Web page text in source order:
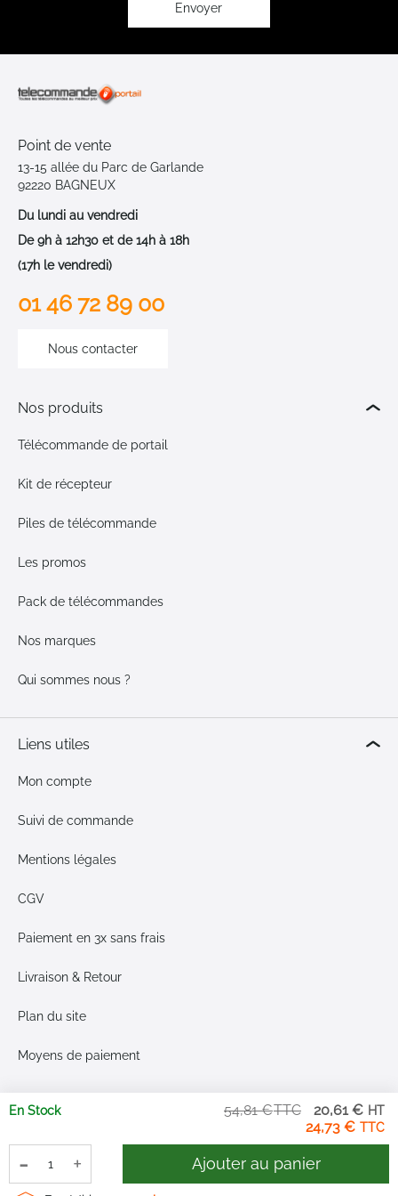
24,73 €
20,61 €
54,81 €
En Stock
- + Ajouter au panier
Envoyer
Point de vente
13-15 allée du Parc de Garlande
92220 BAGNEUX
Du lundi au vendredi
De 9h à 12h30 et de 14h à 18h
(17h le vendredi)
01 46 72 89 00
Nous contacter
Nos produits
Télécommande de portail
Kit de récepteur
Piles de télécommande
Les promos
Pack de télécommandes
Nos marques
Qui sommes nous ?
Liens utiles
Mon compte
Suivi de commande
Mentions légales
CGV
Paiement en 3x sans frais
Livraison & Retour
Plan du site
Moyens de paiement